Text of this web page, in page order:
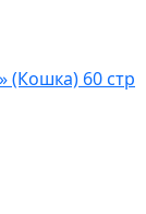
(Кошка) 60 стр